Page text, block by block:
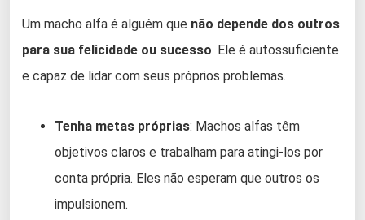
Um macho alfa é alguém que não depende dos outros
para sua felicidade ou sucesso. Ele é autossuficiente
e capaz de lidar com seus próprios problemas.
Tenha metas próprias: Machos alfas têm
objetivos claros e trabalham para atingi-los por
conta própria. Eles não esperam que outros os
impulsionem.